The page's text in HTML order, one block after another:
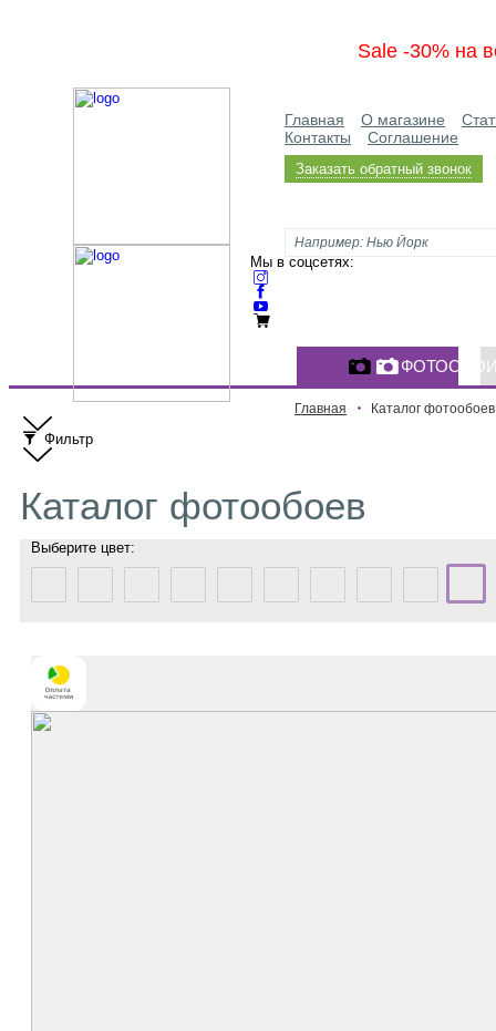
Sale -30% на
Главная О магазине
Контакты
Соглашение
Заказать обратный звонок
Мы в соцсетях:
Главная Каталог фотообоев
Фильтр
Каталог фотообоев
Выберите цвет: